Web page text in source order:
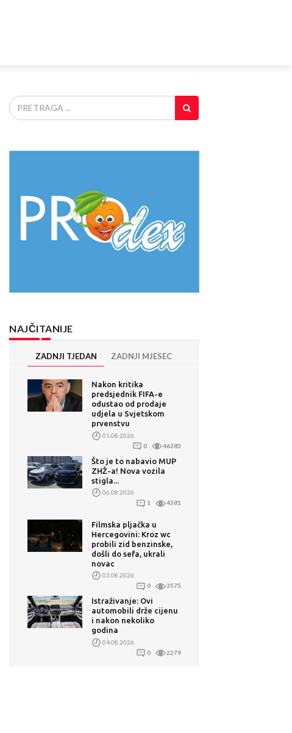
NAJČITANIJE
ZADNJI TJEDAN ZADNJI MJESEC
Nakon kritika
predsjednik FIFA-e
odustao od prodaje
udjela u Svjetskom
prvenstvu
01.08.2026.
0
46383
Što je to nabavio MUP
ZHŽ-a! Nova vozila
stigla...
06.08.2026.
1
4381
Filmska pljačka u
Hercegovini: Kroz wc
probili zid benzinske,
došli do sefa, ukrali
novac
03.08.2026.
0
3575
Istraživanje: Ovi
automobili drže cijenu
i nakon nekoliko
godina
04.08.2026.
0
2279